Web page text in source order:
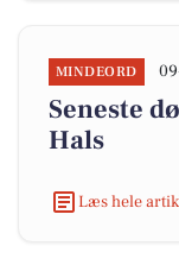
MINDEORD
Seneste
Hals
Læs hele